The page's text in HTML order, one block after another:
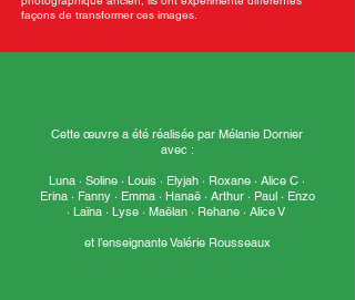
façons de transformer ces images.
Cette œuvre a été réalisée par Mélanie Dornier
avec :
Luna · Soline · Louis · Elyjah · Roxane · Alice C ·
Erina · Fanny · Emma · Hanaë · Arthur · Paul · Enzo
· Laïna · Lyse · Maëlan · Rehane · Alice V
et l’enseignante Valérie Rousseaux